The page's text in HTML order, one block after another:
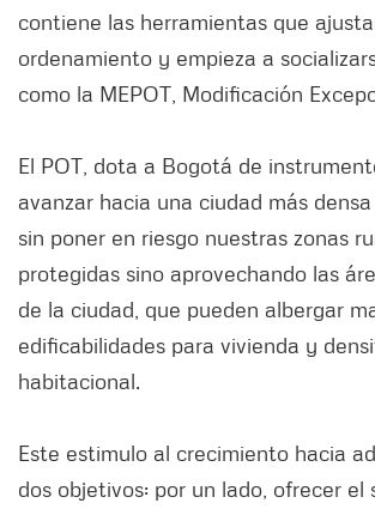
contiene las herramientas que
ordenamiento y empieza a
como la MEPOT, Modificación
El POT, dota a Bogotá de
avanzar hacia una ciudad más
sin poner en riesgo nuestras zonas
protegidas sino aprovechando las
de la ciudad, que pueden albergar
edificabilidades para vivienda y
habitacional.
Este estimulo al crecimiento hacia
dos objetivos: por un lado, ofrecer el